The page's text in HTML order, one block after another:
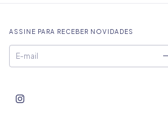
ASSINE PARA RECEBER NOVIDADES